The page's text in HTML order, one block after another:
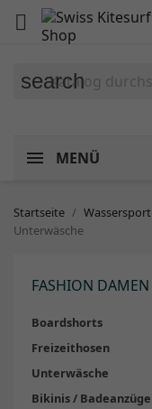

search
MENÜ
Startseite Wassersport
Unterwäsche
FASHION DAMEN
Boardshorts
Freizeithosen
Unterwäsche
Bikinis / Badeanzüge